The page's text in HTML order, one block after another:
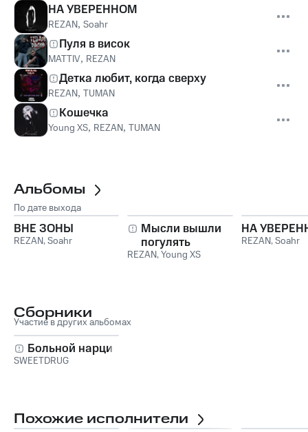
НА УВЕРЕННОМ
REZAN, Soahr
Пуля в висок
MATTIV, REZAN
Детка любит, когда сверху
REZAN, TUMAN
Кошечка
Young XS, REZAN, TUMAN
Альбомы
По дате выхода
ВНЕ ЗОНЫ
REZAN,Soahr
Мысли вышли
погулять
REZAN,Young XS
НА
REZAN,Soahr
Сборники
Участие в других альбомах
Больной нарцисс
SWEETDRUG
Похожие исполнители